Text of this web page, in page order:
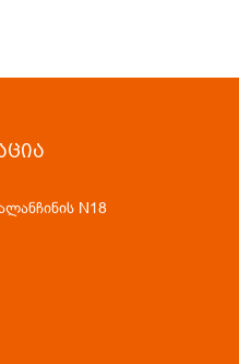
N18